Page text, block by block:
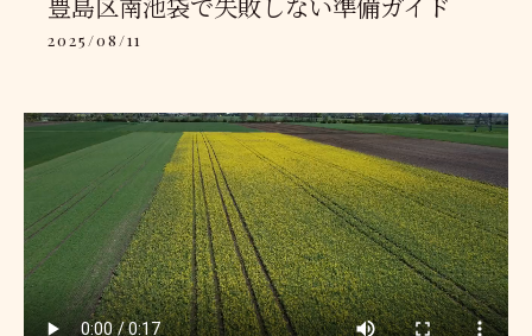
豊島区南池袋で失敗しない準備ガイド
2025/08/11